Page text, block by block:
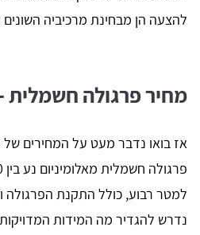
להצעה הן מבחינת מרכיביה
מחיר פרגולה חשמלית
אז בואו נדבר מעט על המחירים של
למטר רבוע, כולל התקנת הפרגולה
נדרש להגדיר מה המידות